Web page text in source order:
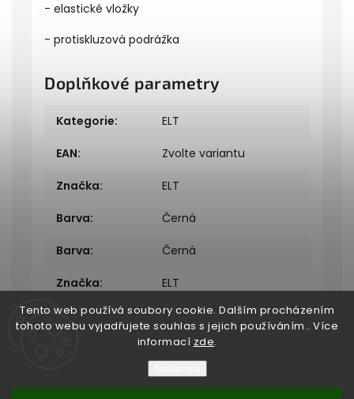
Tento web používá soubory cookie. Dalším procházením
tohoto webu vyjadřujete souhlas s jejich používáním.. Více
informací zde.
- elastické vložky
- protiskluzová podrážka
Doplňkové parametry
Kategorie: ELT
EAN: Zvolte variantu
Značka: ELT
Barva: Černá
Barva: Černá
Značka: ELT
Copyright 2026Bukefalos. Všechna práva vyhrazena.